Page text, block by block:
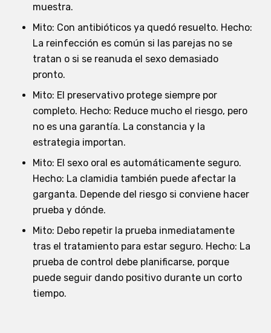
muestra.
Mito: Con antibióticos ya quedó resuelto. Hecho:
La reinfección es común si las parejas no se
tratan o si se reanuda el sexo demasiado
pronto.
Mito: El preservativo protege siempre por
completo. Hecho: Reduce mucho el riesgo, pero
no es una garantía. La constancia y la
estrategia importan.
Mito: El sexo oral es automáticamente seguro.
Hecho: La clamidia también puede afectar la
garganta. Depende del riesgo si conviene hacer
prueba y dónde.
Mito: Debo repetir la prueba inmediatamente
tras el tratamiento para estar seguro. Hecho: La
prueba de control debe planificarse, porque
puede seguir dando positivo durante un corto
tiempo.